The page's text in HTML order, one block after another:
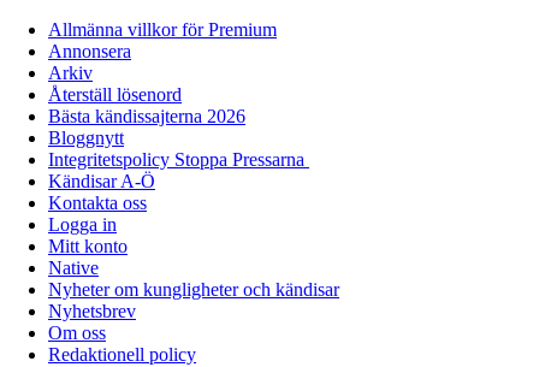
Allmänna villkor för Premium
Annonsera
Arkiv
Återställ lösenord
Bästa kändissajterna 2026
Bloggnytt
Integritetspolicy Stoppa Pressarna
Kändisar A-Ö
Kontakta oss
Logga in
Mitt konto
Native
Nyheter om kungligheter och kändisar
Nyhetsbrev
Om oss
Redaktionell policy